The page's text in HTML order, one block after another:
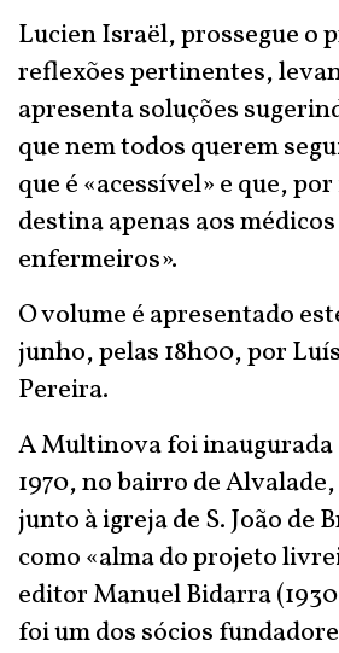
Lucien Israël, prossegue o
reflexões pertinentes,
apresenta soluções
que nem todos querem
que é «acessível» e que,
destina apenas aos
enfermeiros».
O volume é apresentado
junho, pelas 18h00, por
Pereira.
A Multinova foi inaugurada
1970, no bairro de
junto à igreja de S. João de
como «alma do projeto
editor Manuel Bidarra
foi um dos sócios